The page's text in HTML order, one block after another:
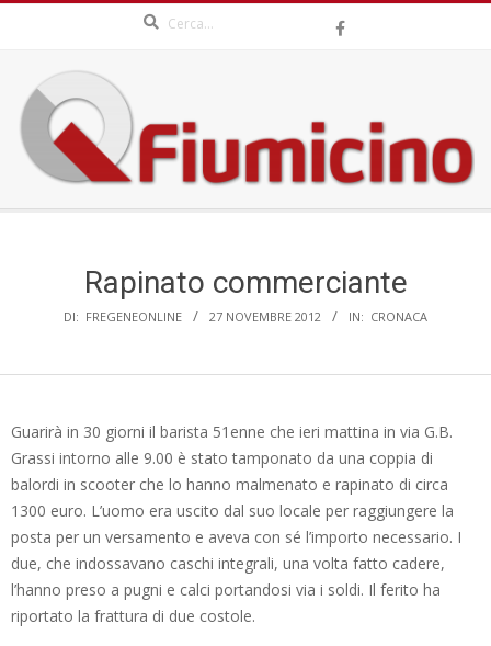
content
QFIUMICINO.COM
Rapinato commerciante
DI: FREGENEONLINE 27 NOVEMBRE 2012 IN: CRONACA
Guarirà in 30 giorni il barista 51enne che ieri mattina in via G.B.
Grassi intorno alle 9.00 è stato tamponato da una coppia di
balordi in scooter che lo hanno malmenato e rapinato di circa
1300 euro. L’uomo era uscito dal suo locale per raggiungere la
posta per un versamento e aveva con sé l’importo necessario. I
due, che indossavano caschi integrali, una volta fatto cadere,
l’hanno preso a pugni e calci portandosi via i soldi. Il ferito ha
riportato la frattura di due costole.